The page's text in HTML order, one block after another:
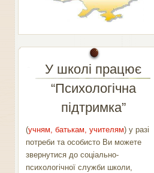
У школі працює
“Психологічна
підтримка”
(учням, батькам, учителям) у разі
потреби та особисто Ви можете
звернутися до соціально-
психологічної служби школи,